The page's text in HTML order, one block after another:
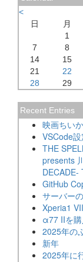
<
日
月
1
7
8
14
15
21
22
28
29
Recent Entries
映画ちい
VSCode
THE
presents
DECADE-
GitHub
サーバー
Xperia1
α77 IIを購
2025年の
新年
2025年に